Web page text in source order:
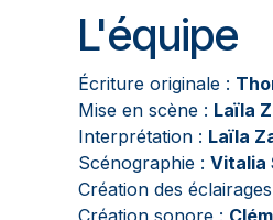
L'équipe
Écriture originale :
Mise en scène : Laïla
Interprétation : Laïla
Scénographie : Vitalia
Création des
Création sonore :